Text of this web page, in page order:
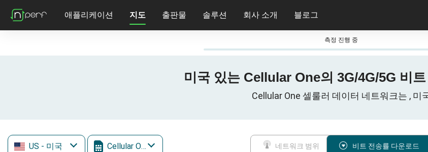
애플리케이션 지도 출판물 솔루션 회사 소개 블로그
측정 진행 중
미국 있는 Cellular One의 3G/4G/5G 비
Cellular One 셀룰러 데이터 네트워크는 , 미
US - 미국 Cellular One 네트워크 범위 비트 전송률 다운로드